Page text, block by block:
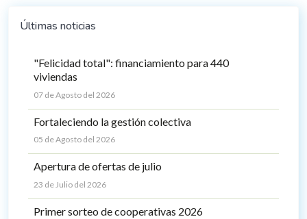
Últimas noticias
"Felicidad total": financiamiento para 440
viviendas
07 de Agosto del 2026
Fortaleciendo la gestión colectiva
05 de Agosto del 2026
Apertura de ofertas de julio
23 de Julio del 2026
Primer sorteo de cooperativas 2026